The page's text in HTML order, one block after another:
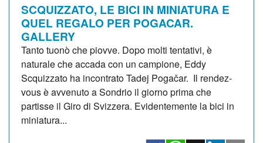
SCQUIZZATO, LE BICI IN MINIATURA E
QUEL REGALO PER POGACAR.
GALLERY
Tanto tuonò che piovve. Dopo molti tentativi, è
naturale che accada con un campione, Eddy
Scquizzato ha incontrato Tadej Pogačar. Il rendez-
vous è avvenuto a Sondrio il giorno prima che
partisse il Giro di Svizzera. Evidentemente la bici in
miniatura...